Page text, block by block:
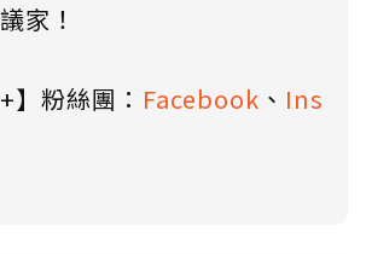
家！
】粉絲團： Facebook 、 Ins